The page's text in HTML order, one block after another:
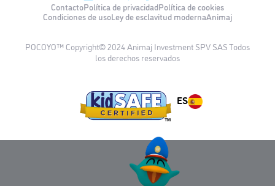
ContactoPolítica de privacidadPolítica de cookies
Condiciones de usoLey de esclavitud modernaAnimaj
POCOYO™ Copyright© 2024 Animaj Investment SPV SAS Todos
los derechos reservados
ES